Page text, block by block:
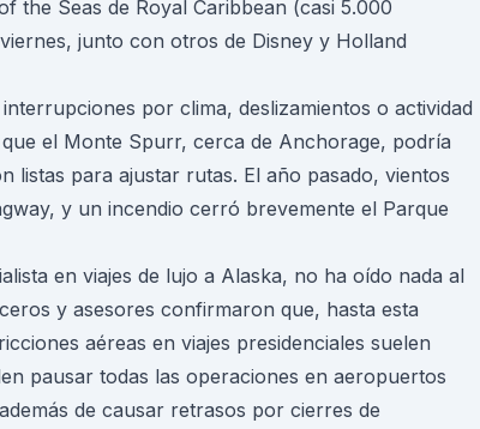
the Seas de Royal Caribbean (casi 5.000
junto con otros de Disney y Holland
por clima, deslizamientos o actividad
el Monte Spurr, cerca de Anchorage, podría
listas para ajustar rutas. El año pasado, vientos
y un incendio cerró brevemente el Parque
en viajes de lujo a Alaska, no ha oído nada al
y asesores confirmaron que, hasta esta
aéreas en viajes presidenciales suelen
pausar todas las operaciones en aeropuertos
de causar retrasos por cierres de